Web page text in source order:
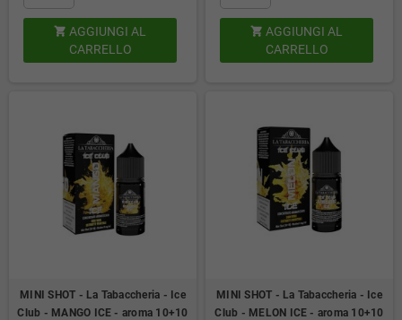
 AGGIUNGI AL
CARRELLO
 AGGIUNGI AL
CARRELLO
MINI SHOT - La Tabaccheria - Ice
Club - MANGO ICE - aroma 10+10
MINI SHOT - La Tabaccheria - Ice
Club - MELON ICE - aroma 10+10